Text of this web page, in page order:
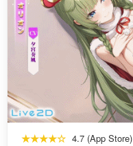
★★★★☆ 4.7 (App Store)